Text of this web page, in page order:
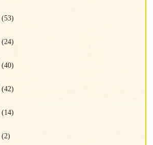
(53)
(24)
(40)
(42)
(14)
(2)